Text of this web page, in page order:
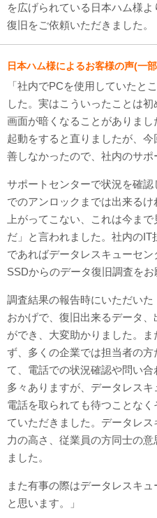
を広げられている日本ハム様
復旧をご依頼いただきました。
日本ハム様によるお客様の声(一
「社内でPCを使用していたと
した。実はこういったことは
画面が暗くなることがありま
起動をすると直りましたが、
善しなかったので、社内のサポ
サポートセンターで状況を確
でのアンロックまでは出来る
上がってこない、これは今ま
だ」と言われました。社内の
であればデータレスキューセン
SSDからのデータ復旧調査をお
調査結果の報告時にいただい
おかげで、復旧出来るデータ
ができ、大変助かりました。
ず、多くの企業では担当者の
て、電話での状況確認や問い
多々ありますが、データレス
電話を取られても待つことな
ていただきました。データレ
力の高さ、従業員の方同士の
ました。
また有事の際はデータレスキ
と思います。」
ISO27001(ISMS)認証
特定商取引法に基づく
会社案内・会社概要